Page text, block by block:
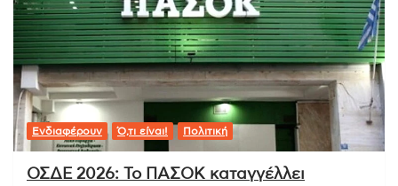
Ενδιαφέρουν Ό,τι είναι! Πολιτική
ΟΣΔΕ 2026: Το ΠΑΣΟΚ καταγγέλλει